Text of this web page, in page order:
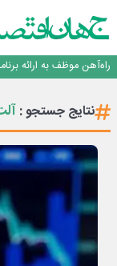
اینوتکس امسال با مدل
راه‌آهن موظف به ارائه
یک اشتباه کلاد، تمام
اینوتکس امسال با مدل
نتایج جستجو :